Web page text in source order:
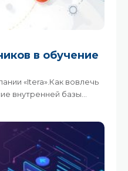
в обучение
«Itera».Как вовлечь
внутренней базы
друг с другом
проект,